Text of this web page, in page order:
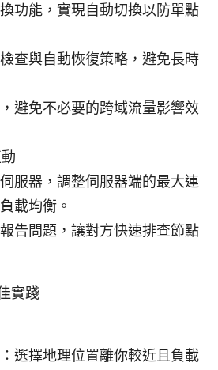
功能，實現自動切換以防單點
查與自動恢復策略，避免長時
避免不必要的跨域流量影響效
服器，調整伺服器端的最大連
載均衡。
告問題，讓對方快速排查節點
實踐
選擇地理位置離你較近且負載